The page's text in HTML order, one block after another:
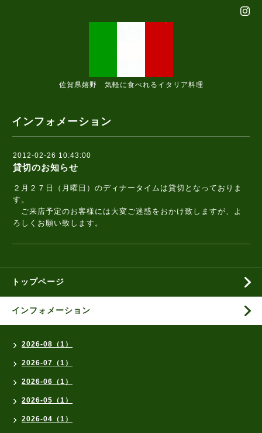
佐賀県嬉野 気軽に食べれるイタリア料理
インフォメーション
2012-02-26 10:43:00
貸切のお知らせ
２月２７日（月曜日）のディナータイムは貸切となっておりま
す。
ご来店予定のお客様には大変ご迷惑をおかけ致しますが、よ
ろしくお願い致します。
トップページ
インフォメーション
2026-08（1）
2026-07（1）
2026-06（1）
2026-05（1）
2026-04（1）